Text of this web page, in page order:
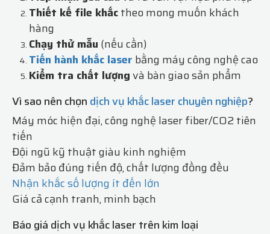
Thiết kế file khắctheo mong muốn khách
hàng
Chạy thử mẫu (nếu cần)
Tiến hành khắc laser bằng máy công nghệ cao
Kiểm tra chất lượngvà bàn giao sản phẩm
Vì sao nên chọn dịch vụ khắc laser chuyên nghiệp?
Máy móc hiện đại, công nghệ laser fiber/CO2 tiên
tiến
Đội ngũ kỹ thuật giàu kinh nghiệm
Đảm bảo đúng tiến độ, chất lượng đồng đều
Nhận khắc số lượng ít đến lớn
Giá cả cạnh tranh, minh bạch
Báo giá dịch vụ khắc laser trên kim loại